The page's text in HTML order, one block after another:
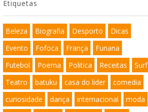
Etiquetas
Beleza Biografia Desporto
Dicas
Evento
Fofoca França
Funana
Futebol
Poema Politica Receitas
Surf
Teatro
batuku casa do lider
comedia
curiosidade
dança internacional
moda